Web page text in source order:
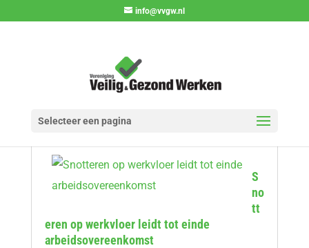
info@vvgw.nl
Selecteer een pagina
S
no
tt
eren op werkvloer leidt tot einde
arbeidsovereenkomst